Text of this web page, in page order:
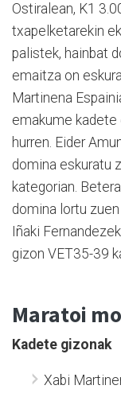
Ostiralean, K1
txapelketarekin
palistek, hainbat
emaitza on
Martinena
emakume kadete
hurren. Eider
domina eskuratu
kategorian.
domina lortu
Iñaki
gizon VET35-39
Maratoi
Kadete gizonak
Xabi